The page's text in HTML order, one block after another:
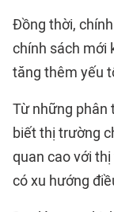
Đồng thời,
chính sách mới
tăng thêm yếu
Từ những phân
biết thị trường
quan cao với
có xu hướng